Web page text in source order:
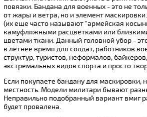
повязки. Бандана для военных - это не
от жары и ветра, но и элемент
(их еще часто называют "армейская
камуфляжными расцветками или
цветами ткани. Данный головной убор -
в летнее время для солдат, работников
структур, туристов, неформалов,
экстремальных видов спорта и просто
Если покупаете бандану для маскировки,
местность. Модели милитари бывают
Неправильно подобранный вариант вмиг
будет провалена.